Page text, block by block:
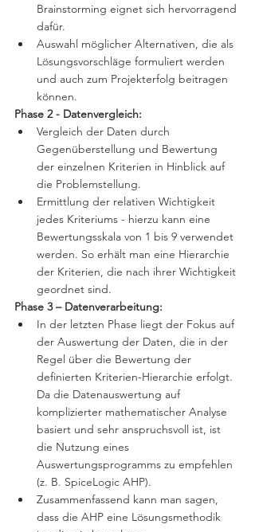
Brainstorming eignet sich hervorragend
dafür.
Auswahl möglicher Alternativen, die als
Lösungsvorschläge formuliert werden
und auch zum Projekterfolg beitragen
können.
Phase 2 - Datenvergleich:
Vergleich der Daten durch
Gegenüberstellung und Bewertung
der einzelnen Kriterien in Hinblick auf
die Problemstellung.
Ermittlung der relativen Wichtigkeit
jedes Kriteriums - hierzu kann eine
Bewertungsskala von 1 bis 9 verwendet
werden. So erhält man eine Hierarchie
der Kriterien, die nach ihrer Wichtigkeit
geordnet sind.
Phase 3 – Datenverarbeitung:
In der letzten Phase liegt der Fokus auf
der Auswertung der Daten, die in der
Regel über die Bewertung der
definierten Kriterien-Hierarchie erfolgt.
Da die Datenauswertung auf
komplizierter mathematischer Analyse
basiert und sehr anspruchsvoll ist, ist
die Nutzung eines
Auswertungsprogramms zu empfehlen
(z. B. SpiceLogic AHP).
Zusammenfassend kann man sagen,
dass die AHP eine Lösungsmethodik